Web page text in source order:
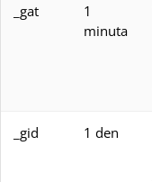
_gat
1
minuta
_gid 1 den